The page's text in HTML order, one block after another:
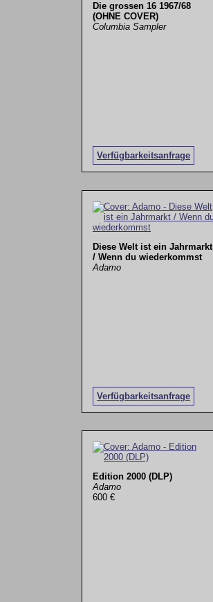
Die grossen 16 1967/68
(OHNE COVER)
Columbia Sampler
Verfügbarkeitsanfrage
Diese Welt ist ein Jahrmarkt
/ Wenn du wiederkommst
Adamo
Verfügbarkeitsanfrage
Edition 2000 (DLP)
Adamo
600 €